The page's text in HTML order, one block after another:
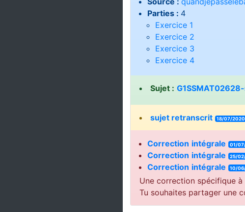
Parties : 4
Exercice 1
Exercice 2
Exercice 3
Exercice 4
Sujet :
sujet retranscrit 18/07/2020
Correction intégrale 01/
Correction intégrale 25/
Correction intégrale 10/
Une correction spécifique
Tu souhaites partager une